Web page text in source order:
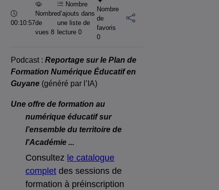
Durée :
00:10:57
Nombre
de
vues 8
Nombre
d’ajouts dans
une liste de
lecture 0
Nombre
de
favoris
0
Podcast : Reportage sur le Plan de
Formation Numérique Éducatif en
Guyane (généré par l’IA)
Une offre de formation au
numérique éducatif sur
l’ensemble du territoire de
l'Académie ...
Consultez le catalogue
complet des sessions de
formation à préinscription